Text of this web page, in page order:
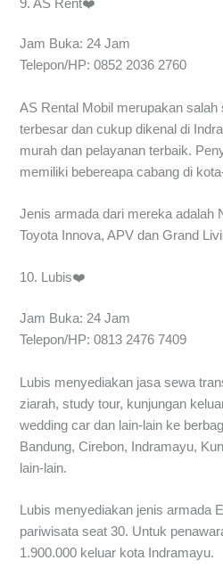
9. AS Rent❤️
Jam Buka: 24 Jam
Telepon/HP: 0852 2036 2760
AS Rental Mobil merupakan salah
terbesar dan cukup dikenal di
murah dan pelayanan terbaik.
memiliki bebereapa cabang di
Jenis armada dari mereka adalah
Toyota Innova, APV dan Grand
10. Lubis❤️
Jam Buka: 24 Jam
Telepon/HP: 0813 2476 7409
Lubis menyediakan jasa sewa
ziarah, study tour, kunjungan
wedding car dan lain-lain ke
Bandung, Cirebon, Indramayu,
lain-lain.
Lubis menyediakan jenis armada
pariwisata seat 30. Untuk
1.900.000 keluar kota Indramayu.